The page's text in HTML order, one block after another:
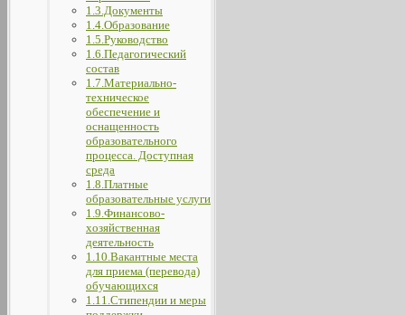
1.3.Документы
1.4.Образование
1.5.Руководство
1.6.Педагогический
состав
1.7.Материально-
техническое
обеспечение и
оснащенность
образовательного
процесса. Доступная
среда
1.8.Платные
образовательные услуги
1.9.Финансово-
хозяйственная
деятельность
1.10.Вакантные места
для приема (перевода)
обучающихся
1.11.Стипендии и меры